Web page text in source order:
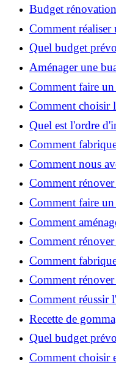
ruiner ?
Budget
astuces
Comment réaliser
maison efficace ?
Quel budget
2026 ?
Aménager une
de place pour un
Comment faire
fait maison ?
Comment choisir
travaux de
Quel est l'ordre
rénovation ?
Comment
naturel pour
Comment nous
(Ré)HABITER
?
Comment rénover
: techniques, coûts
Comment faire un
?
Comment
chaque centimètre
Comment
facilement : guide
Comment
naturel au suif ?
Comment
efficacement ?
Comment réussir
pour une
Recette de
pour une peau
Quel budget
Voiron en 2026 :
Comment choisir